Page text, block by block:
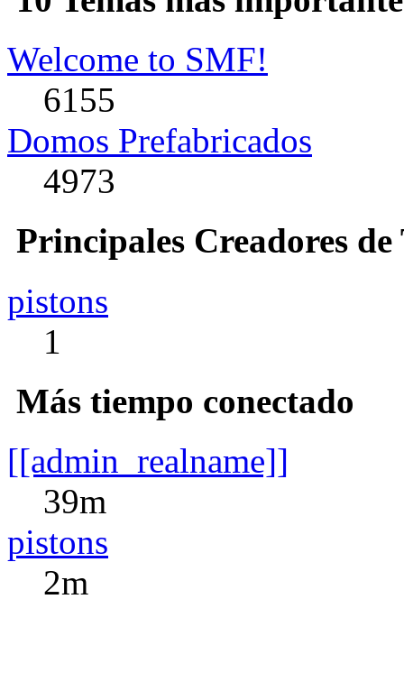
Welcome to SMF!
6155
Domos Prefabricados
4973
Principales Creadores de
pistons
1
Más tiempo conectado
[[admin_realname]]
39m
pistons
2m